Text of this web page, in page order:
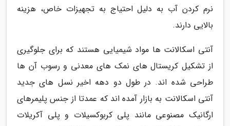
نرم کردن آب به دلیل احتیاج به تجهیزات خاص، هزینه
بالایی دارند.
آنتی اسکالانت ها مواد شیمیایی هستند که برای جلوگیری
از تشکیل کریستال های نمک های معدنی و رسوب آن ها
طراحی شده اند. در طول دو دهه اخیر نسل های جدید
آنتی اسکالانت به بازار آمده اند که عمدتا از جنس پلیمرهای
ارگانیک مصنوعی مانند پلی کربوکسیلات و پلی آکریلات